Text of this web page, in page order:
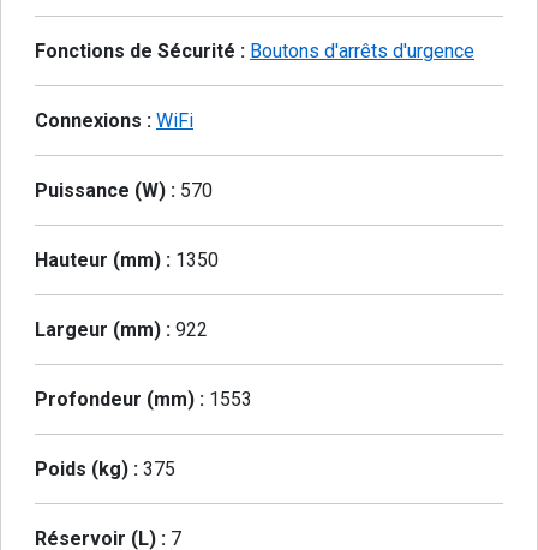
Fonctions de Sécurité : Boutons d'arrêts d'urgence
Connexions : WiFi
Puissance (W) : 570
Hauteur (mm) : 1350
Largeur (mm) : 922
Profondeur (mm) : 1553
Poids (kg) : 375
Réservoir (L) : 7